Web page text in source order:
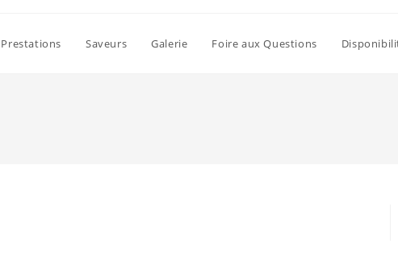
Prestations Saveurs Galerie Foire aux Questions